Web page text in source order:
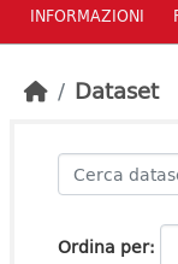
INFORMAZIONI
Dataset
Ordina per